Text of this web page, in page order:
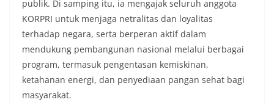
publik. Di samping itu, ia mengajak seluruh anggota
KORPRI untuk menjaga netralitas dan loyalitas
terhadap negara, serta berperan aktif dalam
mendukung pembangunan nasional melalui berbagai
program, termasuk pengentasan kemiskinan,
ketahanan energi, dan penyediaan pangan sehat bagi
masyarakat.